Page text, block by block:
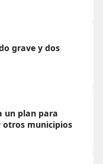
grave y dos
un plan para
otros municipios